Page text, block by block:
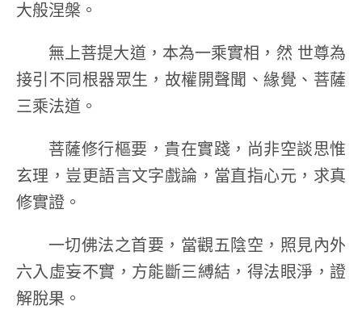
大般涅槃。
無上菩提大道，本為一乘實相，然 世尊為
接引不同根器眾生，故權開聲聞、緣覺、菩薩
三乘法道。
菩薩修行樞要，貴在實踐，尚非空談思惟
玄理，豈更語言文字戲論，當直指心元，求真
修實證。
一切佛法之首要，當觀五陰空，照見內外
六入虛妄不實，方能斷三縛結，得法眼淨，證
解脫果。